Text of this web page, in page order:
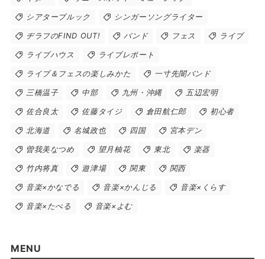
シアターブルック シンガーソングライター
ヂラフのFIND OUT! バンド フェス ライブ
ライブハウス ライブレポート
ライブ＆フェスの楽しみかた 一寸先闇バンド
三橋温子 中部 九州・沖縄 五辺宏明
佐合良太 佐藤タイジ 倉田航仁郎 初心者
北海道 名城政也 四国 宮本デン
曽我美なつめ 望月柚花 東北 楽器
竹内将真 遊津場 関東 関西
音楽×かなでる 音楽×かんじる 音楽×くらす
音楽×たべる 音楽×よむ
MENU